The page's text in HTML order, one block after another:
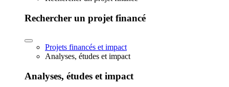
Rechercher un projet financé
Projets financés et impact
Analyses, études et impact
Analyses, études et impact